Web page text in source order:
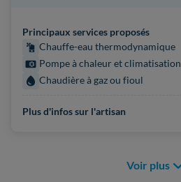
Principaux services proposés
Chauffe-eau thermodynamique
Pompe à chaleur et climatisation
Chaudière à gaz ou fioul
Plus d'infos sur l'artisan
Voir plus